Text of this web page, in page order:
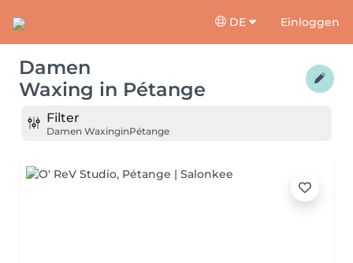
DE Einloggen
Damen
Waxing in Pétange
Filter
Damen WaxinginPétange